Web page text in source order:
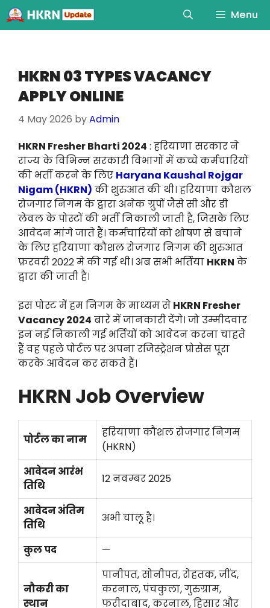
Menu
HKRN 03 TYPES VACANCY
APPLY ONLINE
4 May 2026 byAdmin
HKRN Fresher Bharti 2024 : हरियाणा सरकार ने
राज्य के विभिन्न सरकारी विभागों में कच्चे कर्मचारियों
की भर्ती करने के लिए Haryana Kaushal Rojgar
Nigam (HKRN) की शुरुआत की थी। हरियाणा कौशल
रोजगार निगम के द्वारा अनेक ग्रुपों जैसे सी और डी
लेवल के पोस्टों की भर्ती निकाली जाती है, जिसके लिए
आवेदन मांगे जाते हैं। कर्मचारियों को शोषण से बचाने
के लिए हरियाणा कौशल रोजगार निगम की शुरुआत
फ़रवरी 2022 मे की गई थी। अब सभी भर्तिया HKRN के
द्वारा की जाती है।
इस पोस्ट में हम निगम के माध्यम से HKRN Fresher
Vacancy 2024 बारे में जानकारी देंगे। जो उम्मीदवार
इन नई निकाली गई भर्तियों को आवेदन करना चाहते
हैं वह पहले पोर्टल पर अपना रजिस्ट्रेशन प्रोसेस पूरा
करके आवेदन कर सकते हैं।
HKRN Job Overview
पोर्टल का नाम
हरियाणा कौशल रोजगार निगम
(HKRN)
आवेदन आरंभ
तिथि
12 नवम्बर 2025
आवेदन अंतिम
तिथि
अभी चालू है।
कुल पद —
नौकरी का
स्थान
पानीपत, सोनीपत, रोहतक, जींद,
करनाल, पंचकुला, गुरुग्राम,
फरीदाबाद, करनाल, हिसार और